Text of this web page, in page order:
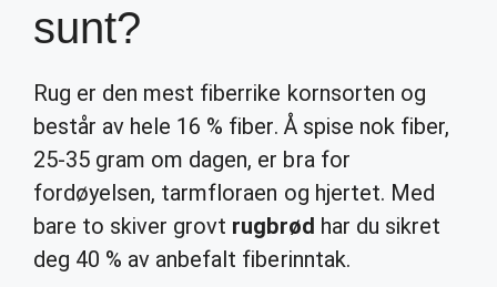
sunt?
Rug er den mest fiberrike kornsorten og
består av hele 16 % fiber. Å spise nok fiber,
25-35 gram om dagen, er bra for
fordøyelsen, tarmfloraen og hjertet. Med
bare to skiver grovt rugbrød har du sikret
deg 40 % av anbefalt fiberinntak.